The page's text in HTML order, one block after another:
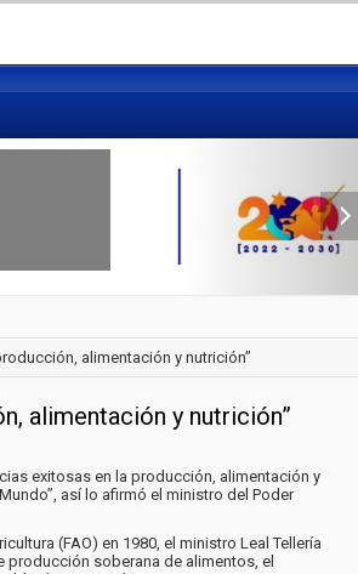
alimentación y nutrición”
alimentación y nutrición”
exitosas en la producción, alimentación y
así lo afirmó el ministro del Poder
(FAO) en 1980, el ministro Leal Tellería
producción soberana de alimentos, el